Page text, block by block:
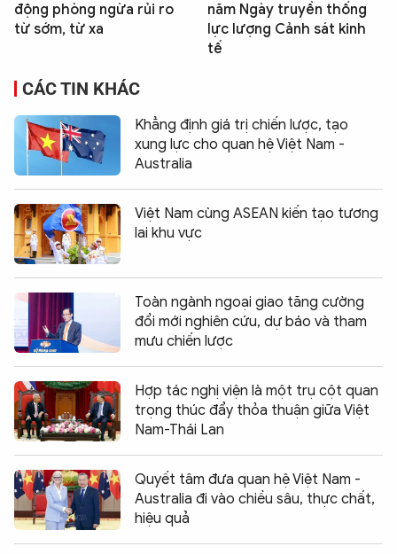
động phòng ngừa rủi ro
từ sớm, từ xa
năm Ngày truyền thống
lực lượng Cảnh sát kinh
tế
CÁC TIN KHÁC
Khẳng định giá trị chiến lược, tạo
xung lực cho quan hệ Việt Nam -
Australia
Việt Nam cùng ASEAN kiến tạo tương
lai khu vực
Toàn ngành ngoại giao tăng cường
đổi mới nghiên cứu, dự báo và tham
mưu chiến lược
Hợp tác nghị viện là một trụ cột quan
trọng thúc đẩy thỏa thuận giữa Việt
Nam-Thái Lan
Quyết tâm đưa quan hệ Việt Nam -
Australia đi vào chiều sâu, thực chất,
hiệu quả